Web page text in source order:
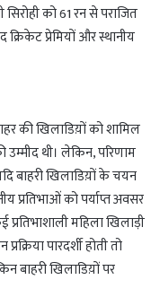
को 61 रन से पराजित
प्रेमियों और स्थानीय
की खिलाडिय़ों को शामिल
उम्मीद थी। लेकिन, परिणाम
बाहरी खिलाडिय़ों के चयन
प्रतिभाओं को पर्याप्त अवसर
महिला खिलाड़ी
पारदर्शी होती तो
बाहरी खिलाडिय़ों पर